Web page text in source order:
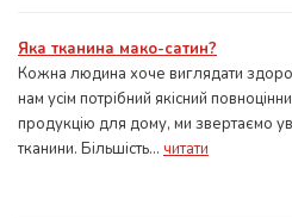
Яка тканина мако-сатин?
Кожна людина хоче виглядати
нам усім потрібний якісний
продукцію для дому, ми звертаємо
тканини. Більшість... читати